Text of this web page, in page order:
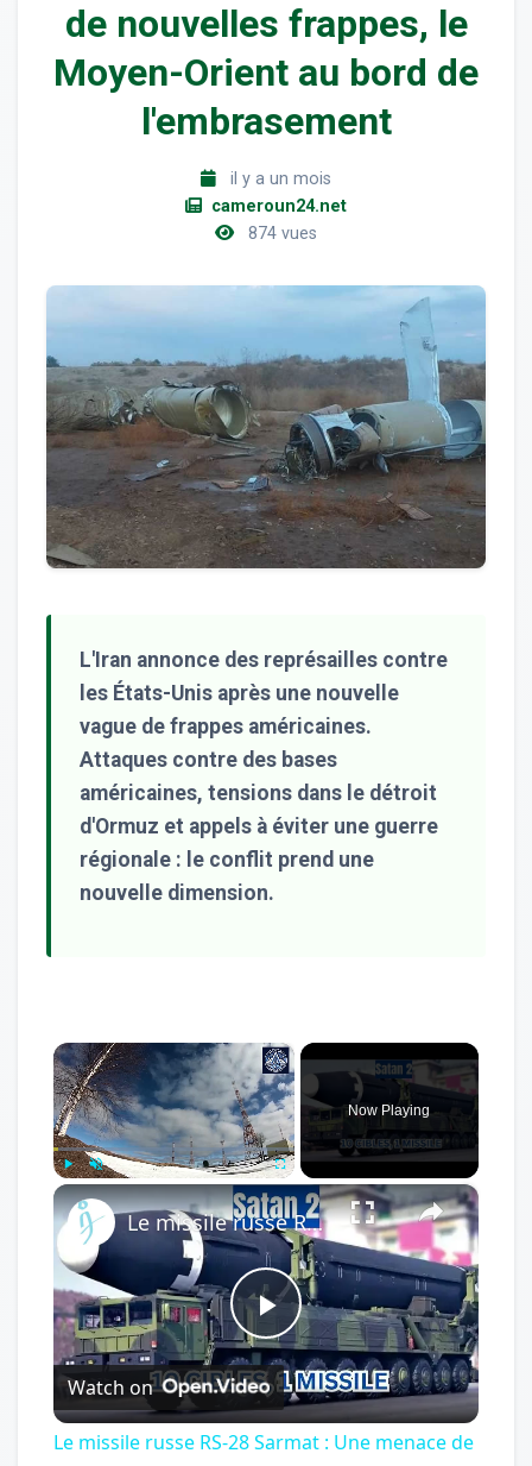
de nouvelles frappes, le
Moyen-Orient au bord de
l'embrasement
il y a un mois
cameroun24.net
874 vues
L'Iran annonce des représailles contre
les États-Unis après une nouvelle
vague de frappes américaines.
Attaques contre des bases
américaines, tensions dans le détroit
d'Ormuz et appels à éviter une guerre
régionale : le conflit prend une
nouvelle dimension.
×
Play Unmute Fullscreen
Now Playing
×
Play
Video
Le missile russe RS-28 Sarmat : Une menace de 12 minutes pour la stabilité occidentale
Watch on
Le missile russe RS-28 Sarmat : Une menace de